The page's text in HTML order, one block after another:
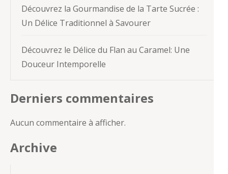
Découvrez la Gourmandise de la Tarte Sucrée :
Un Délice Traditionnel à Savourer
Découvrez le Délice du Flan au Caramel: Une
Douceur Intemporelle
Derniers commentaires
Aucun commentaire à afficher.
Archive